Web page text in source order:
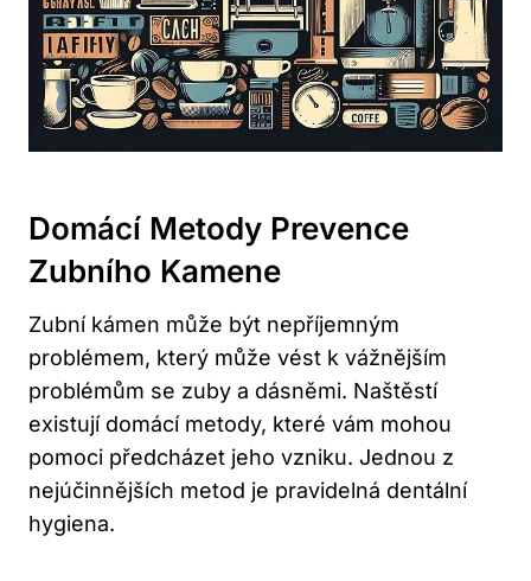
Domácí Metody Prevence
Zubního Kamene
Zubní kámen může být nepříjemným
problémem, který může vést k vážnějším
problémům se zuby a dásněmi. Naštěstí
existují domácí metody, které vám mohou
pomoci předcházet jeho vzniku. Jednou z
nejúčinnějších metod je pravidelná dentální
hygiena.